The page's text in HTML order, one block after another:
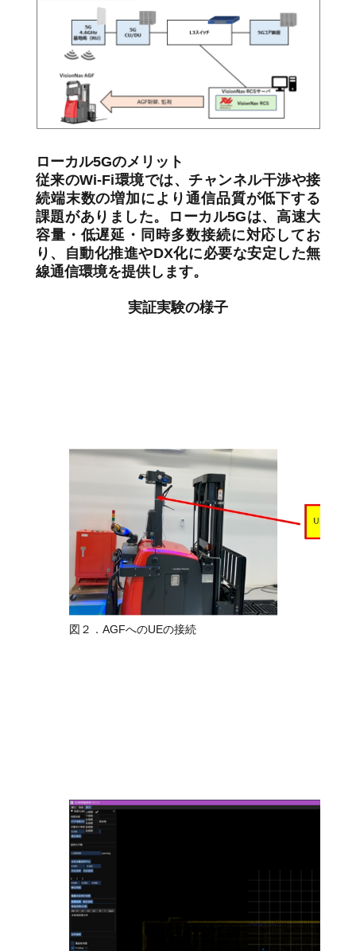
ローカル5Gのメリット
従来のWi-Fi環境では、チャンネル干渉や接
続端末数の増加により通信品質が低下する
課題がありました。ローカル5Gは、高速大
容量・低遅延・同時多数接続に対応してお
り、自動化推進やDX化に必要な安定した無
線通信環境を提供します。
実証実験の様子
図２．AGFへのUEの接続